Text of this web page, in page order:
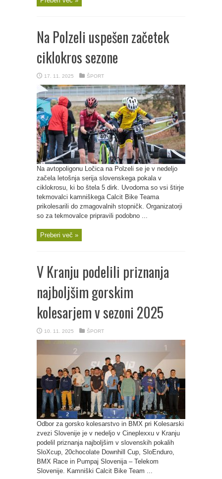
Na Polzeli uspešen začetek
ciklokros sezone
17. 11. 2025 ŠPORT
Na avtopoligonu Ločica na Polzeli se je v nedeljo
začela letošnja serija slovenskega pokala v
ciklokrosu, ki bo štela 5 dirk. Uvodoma so vsi štirje
tekmovalci kamniškega Calcit Bike Teama
prikolesarili do zmagovalnih stopničk. Organizatorji
so za tekmovalce pripravili podobno ...
Preberi več »
V Kranju podelili priznanja
najboljšim gorskim
kolesarjem v sezoni 2025
10. 11. 2025 ŠPORT
Odbor za gorsko kolesarstvo in BMX pri Kolesarski
zvezi Slovenije je v nedeljo v Cineplexxu v Kranju
podelil priznanja najboljšim v slovenskih pokalih
SloXcup, 20chocolate Downhill Cup, SloEnduro,
BMX Race in Pumpaj Slovenija – Telekom
Slovenije. Kamniški Calcit Bike Team ...